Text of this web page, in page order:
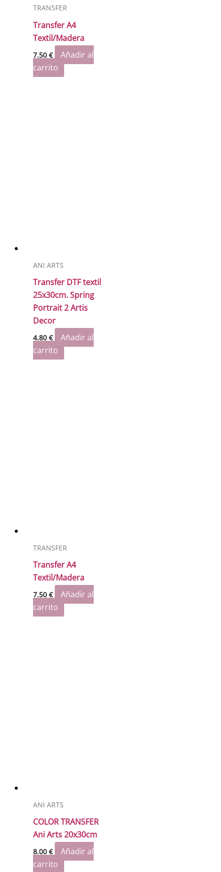
TRANSFER
Transfer A4
Textil/Madera
7.50€
Añadir al
carrito
ANI ARTS
Transfer DTF textil
25x30cm. Spring
Portrait 2 Artis
Decor
4.80€
Añadir al
carrito
TRANSFER
Transfer A4
Textil/Madera
7.50€
Añadir al
carrito
ANI ARTS
COLOR TRANSFER
Ani Arts 20x30cm
8.00€
Añadir al
carrito